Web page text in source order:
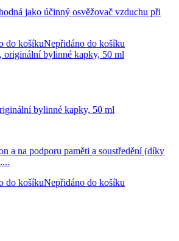
jako účinný osvěžovač vzduchu při
do košíkuNepřidáno do košíku
bylinné kapky, 50 ml
a na podporu paměti a soustředění (díky
do košíkuNepřidáno do košíku